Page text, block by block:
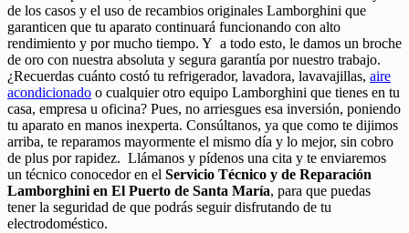
de los casos y el uso de recambios originales Lamborghini que
garanticen que tu aparato continuará funcionando con alto
rendimiento y por mucho tiempo. Y a todo esto, le damos un broche
de oro con nuestra absoluta y segura garantía por nuestro trabajo.
¿Recuerdas cuánto costó tu refrigerador, lavadora, lavavajillas, aire
acondicionado o cualquier otro equipo Lamborghini que tienes en tu
casa, empresa u oficina? Pues, no arriesgues esa inversión, poniendo
tu aparato en manos inexperta. Consúltanos, ya que como te dijimos
arriba, te reparamos mayormente el mismo día y lo mejor, sin cobro
de plus por rapidez. Llámanos y pídenos una cita y te enviaremos
un técnico conocedor en el Servicio Técnico y de Reparación
Lamborghini en El Puerto de Santa María, para que puedas
tener la seguridad de que podrás seguir disfrutando de tu
electrodoméstico.